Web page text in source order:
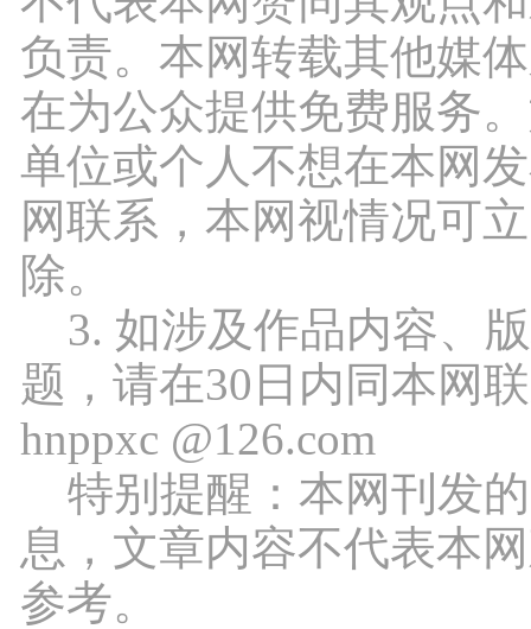
负责。本网转载其他媒
在为公众提供免费服务
单位或个人不想在本网
网联系，本网视情况可
除。
3. 如涉及作品内容、
题，请在30日内同本网
hnppxc @126.com
特别提醒：本网刊发
息，文章内容不代表本
参考。